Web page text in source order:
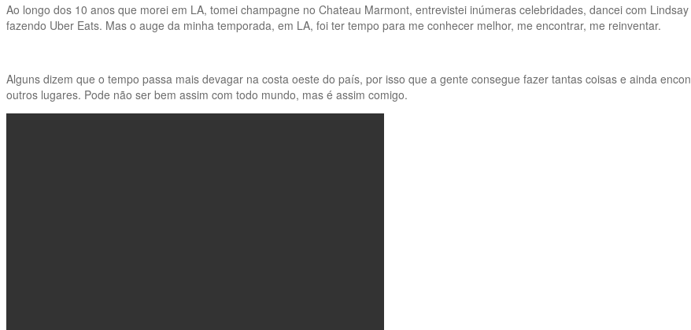
Ao longo dos 10 anos que morei em LA, tomei champagne no Chateau Marmont, entrevistei inúmeras celebridades, dancei com
fazendo Uber Eats. Mas o auge da minha temporada, em LA, foi ter tempo para me conhecer melhor, me encontrar, me reinventar.
Alguns dizem que o tempo passa mais devagar na costa oeste do país, por isso que a gente consegue fazer tantas coisas e ainda
outros lugares. Pode não ser bem assim com todo mundo, mas é assim comigo.